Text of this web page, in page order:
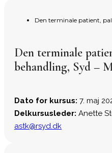
Den terminale patient,
Den terminale
behandling, Syd –
Dato for kursus: 7. maj
Delkursusleder: Anette
astk@rsyd.dk